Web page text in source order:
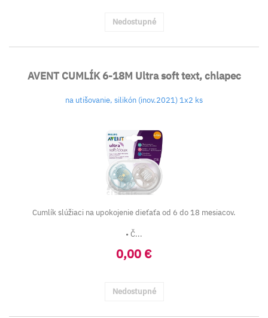
Nedostupné
AVENT CUMLÍK 6-18M Ultra soft text, chlapec
na utišovanie, silikón (inov.2021) 1x2 ks
Cumlík slúžiaci na upokojenie dieťaťa od 6 do 18 mesiacov.
• Č...
0,00 €
Nedostupné